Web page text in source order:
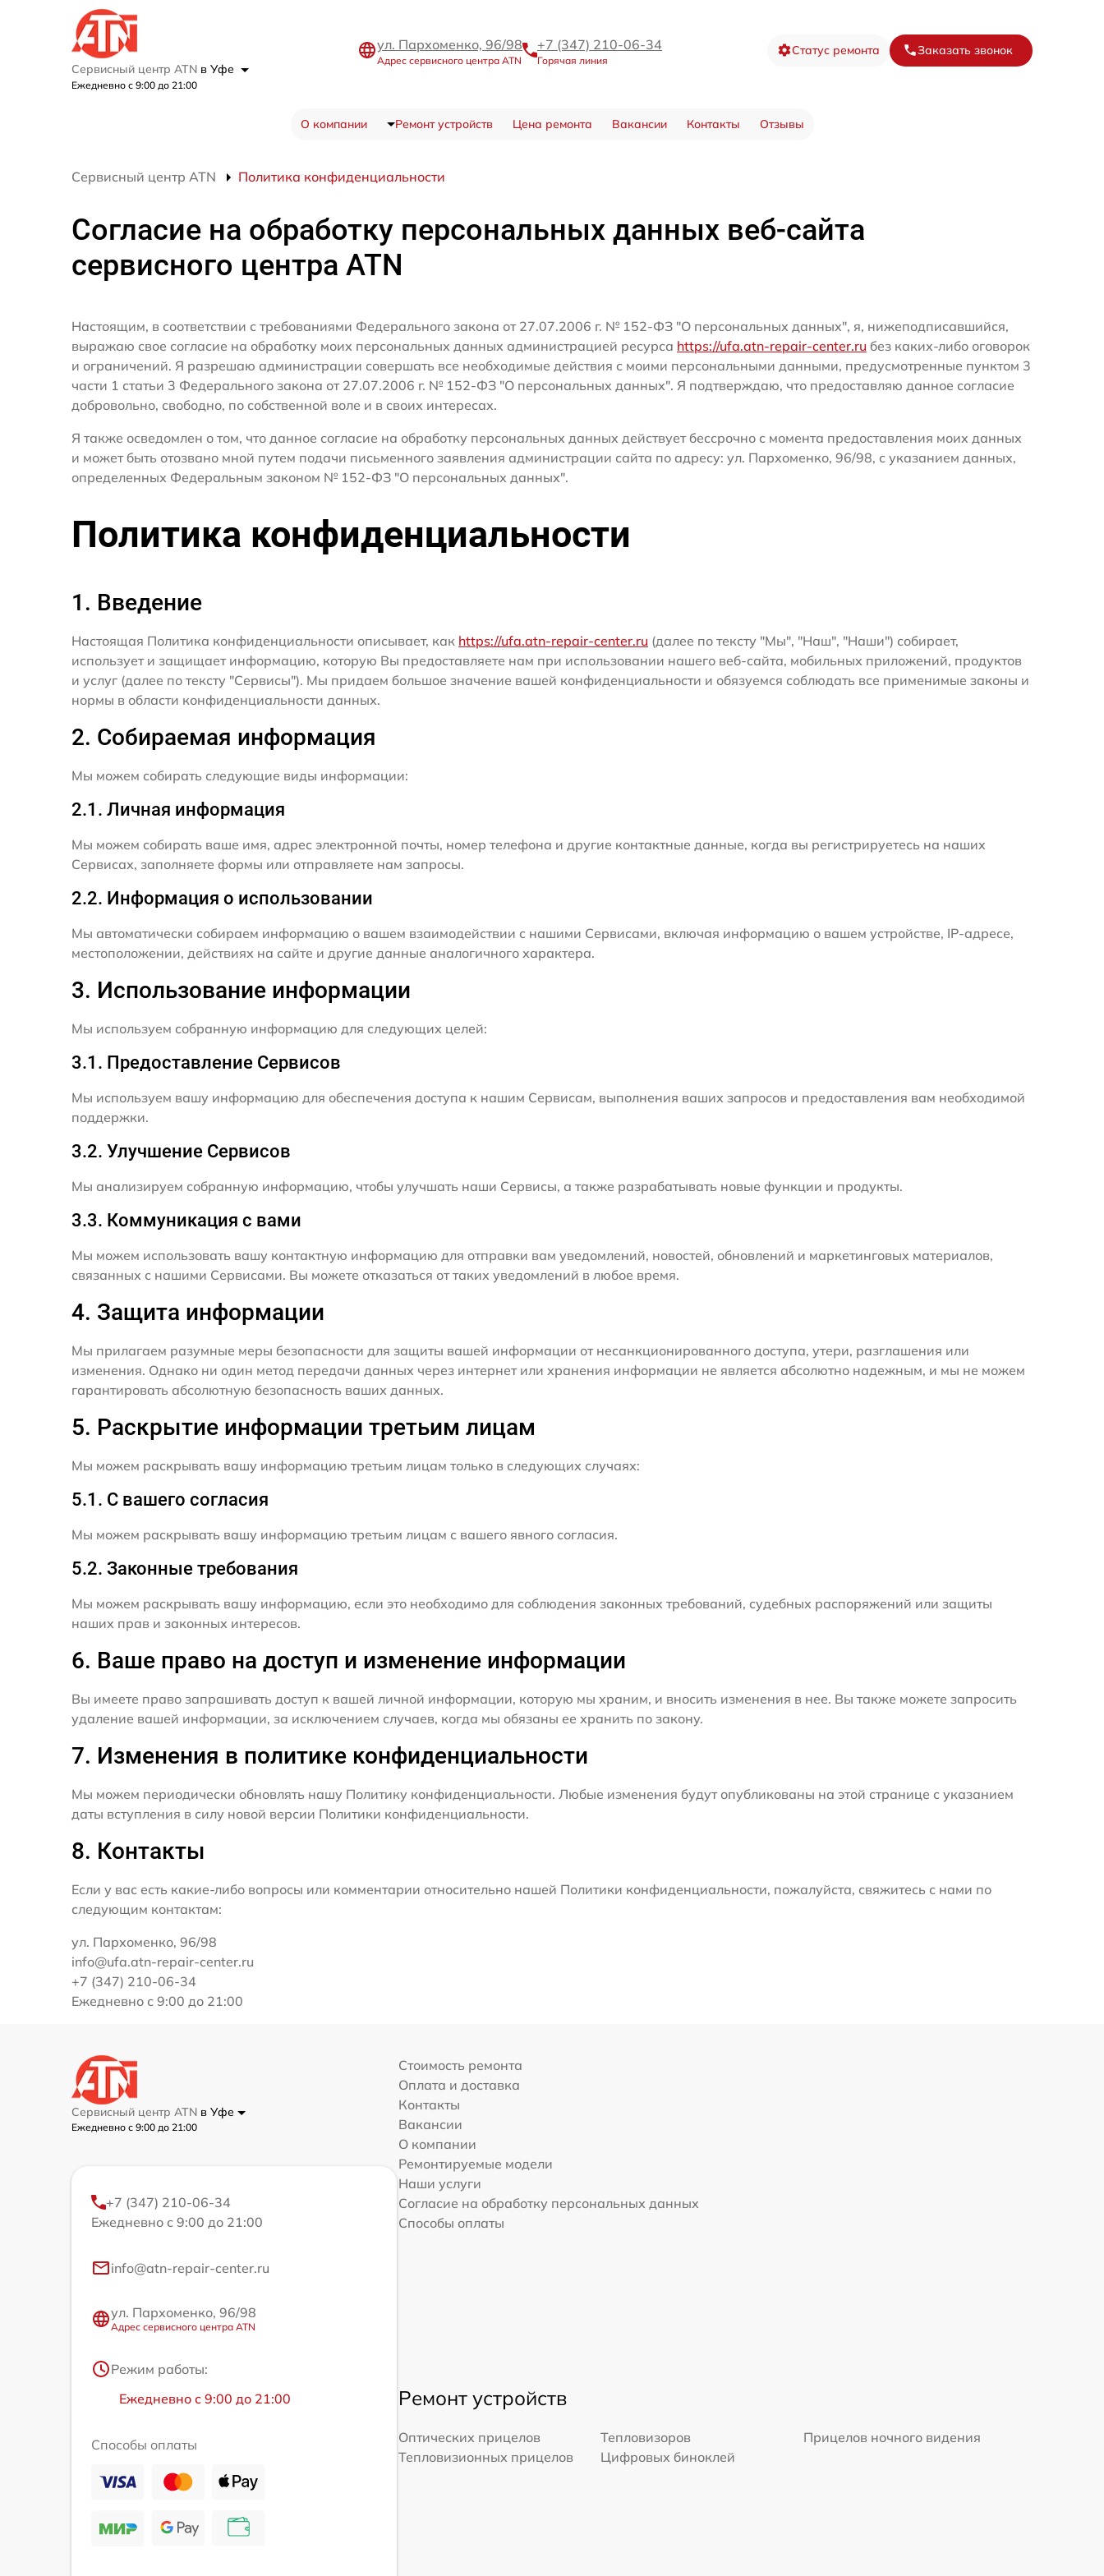
Сервисный центр ATN в Уфе
Ежедневно с 9:00 до 21:00
ул. Пархоменко, 96/98
Адрес сервисного центра ATN
+7 (347) 210-06-34
Горячая линия
Статус ремонта Заказать звонок
О компании Ремонт устройств Цена ремонта Вакансии Контакты Отзывы
Сервисный центр ATN Политика конфиденциальности
Согласие на обработку персональных данных веб-сайта
сервисного центра ATN
Настоящим, в соответствии с требованиями Федерального закона от 27.07.2006 г. № 152-ФЗ "О персональных данных", я, нижеподписавшийся,
выражаю свое согласие на обработку моих персональных данных администрацией ресурса https://ufa.atn-repair-center.ru без каких-либо оговорок
и ограничений. Я разрешаю администрации совершать все необходимые действия с моими персональными данными, предусмотренные пунктом 3
части 1 статьи 3 Федерального закона от 27.07.2006 г. № 152-ФЗ "О персональных данных". Я подтверждаю, что предоставляю данное согласие
добровольно, свободно, по собственной воле и в своих интересах.
Я также осведомлен о том, что данное согласие на обработку персональных данных действует бессрочно с момента предоставления моих данных
и может быть отозвано мной путем подачи письменного заявления администрации сайта по адресу: ул. Пархоменко, 96/98, с указанием данных,
определенных Федеральным законом № 152-ФЗ "О персональных данных".
Политика конфиденциальности
1. Введение
Настоящая Политика конфиденциальности описывает, как https://ufa.atn-repair-center.ru (далее по тексту "Мы", "Наш", "Наши") собирает,
использует и защищает информацию, которую Вы предоставляете нам при использовании нашего веб-сайта, мобильных приложений, продуктов
и услуг (далее по тексту "Сервисы"). Мы придаем большое значение вашей конфиденциальности и обязуемся соблюдать все применимые законы и
нормы в области конфиденциальности данных.
2. Собираемая информация
Мы можем собирать следующие виды информации:
2.1. Личная информация
Мы можем собирать ваше имя, адрес электронной почты, номер телефона и другие контактные данные, когда вы регистрируетесь на наших
Сервисах, заполняете формы или отправляете нам запросы.
2.2. Информация о использовании
Мы автоматически собираем информацию о вашем взаимодействии с нашими Сервисами, включая информацию о вашем устройстве, IP-адресе,
местоположении, действиях на сайте и другие данные аналогичного характера.
3. Использование информации
Мы используем собранную информацию для следующих целей:
3.1. Предоставление Сервисов
Мы используем вашу информацию для обеспечения доступа к нашим Сервисам, выполнения ваших запросов и предоставления вам необходимой
поддержки.
3.2. Улучшение Сервисов
Мы анализируем собранную информацию, чтобы улучшать наши Сервисы, а также разрабатывать новые функции и продукты.
3.3. Коммуникация с вами
Мы можем использовать вашу контактную информацию для отправки вам уведомлений, новостей, обновлений и маркетинговых материалов,
связанных с нашими Сервисами. Вы можете отказаться от таких уведомлений в любое время.
4. Защита информации
Мы прилагаем разумные меры безопасности для защиты вашей информации от несанкционированного доступа, утери, разглашения или
изменения. Однако ни один метод передачи данных через интернет или хранения информации не является абсолютно надежным, и мы не можем
гарантировать абсолютную безопасность ваших данных.
5. Раскрытие информации третьим лицам
Мы можем раскрывать вашу информацию третьим лицам только в следующих случаях:
5.1. С вашего согласия
Мы можем раскрывать вашу информацию третьим лицам с вашего явного согласия.
5.2. Законные требования
Мы можем раскрывать вашу информацию, если это необходимо для соблюдения законных требований, судебных распоряжений или защиты
наших прав и законных интересов.
6. Ваше право на доступ и изменение информации
Вы имеете право запрашивать доступ к вашей личной информации, которую мы храним, и вносить изменения в нее. Вы также можете запросить
удаление вашей информации, за исключением случаев, когда мы обязаны ее хранить по закону.
7. Изменения в политике конфиденциальности
Мы можем периодически обновлять нашу Политику конфиденциальности. Любые изменения будут опубликованы на этой странице с указанием
даты вступления в силу новой версии Политики конфиденциальности.
8. Контакты
Если у вас есть какие-либо вопросы или комментарии относительно нашей Политики конфиденциальности, пожалуйста, свяжитесь с нами по
следующим контактам:
ул. Пархоменко, 96/98
info@ufa.atn-repair-center.ru
+7 (347) 210-06-34
Ежедневно с 9:00 до 21:00
Сервисный центр ATN в Уфе
Ежедневно с 9:00 до 21:00
+7 (347) 210-06-34
Ежедневно с 9:00 до 21:00
info@atn-repair-center.ru
ул. Пархоменко, 96/98
Адрес сервисного центра ATN
Режим работы:
Ежедневно с 9:00 до 21:00
Способы оплаты
Стоимость ремонта
Оплата и доставка
Контакты
Вакансии
О компании
Ремонтируемые модели
Наши услуги
Согласие на обработку персональных данных
Способы оплаты
Ремонт устройств
Оптических прицелов Тепловизоров
Прицелов ночного видения
Тепловизионных прицелов
Цифровых биноклей